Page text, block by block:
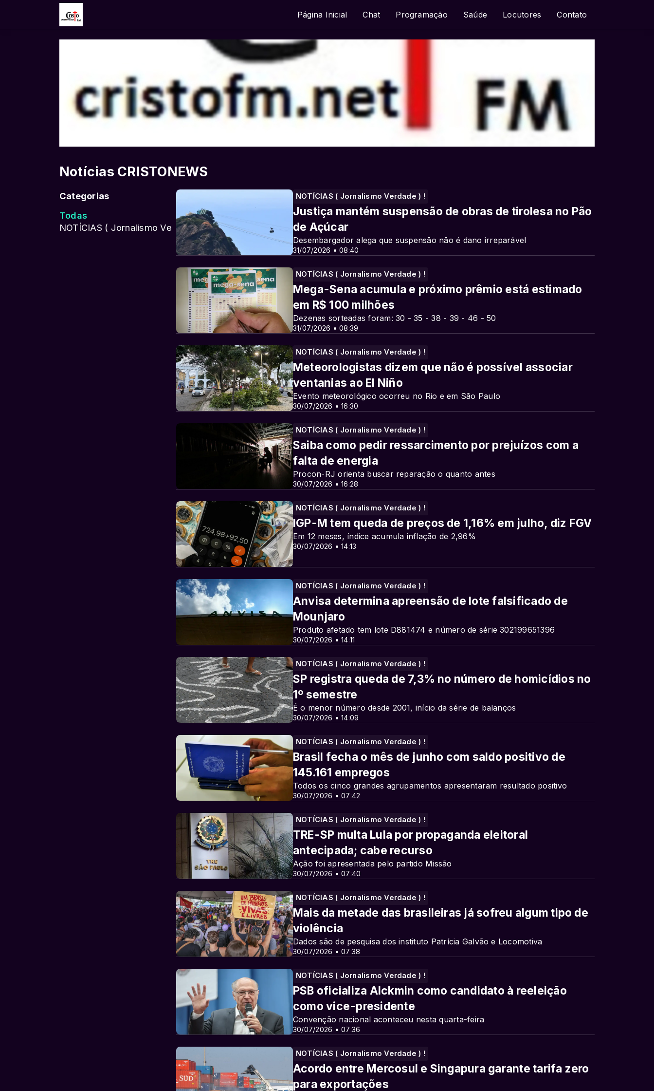
Página Inicial Chat Programação Saúde Locutores Contato
Notícias CRISTONEWS
Categorias
Todas
NOTÍCIAS ( Jornalismo Verdade ) !
NOTÍCIAS ( Jornalismo Verdade ) !
31/07/2026 • 08:40
Justiça mantém suspensão de obras de tirolesa no Pão
de Açúcar
Desembargador alega que suspensão não é dano irreparável
NOTÍCIAS ( Jornalismo Verdade ) !
31/07/2026 • 08:39
Mega-Sena acumula e próximo prêmio está estimado
em R$ 100 milhões
Dezenas sorteadas foram: 30 - 35 - 38 - 39 - 46 - 50
NOTÍCIAS ( Jornalismo Verdade ) !
30/07/2026 • 16:30
Meteorologistas dizem que não é possível associar
ventanias ao El Niño
Evento meteorológico ocorreu no Rio e em São Paulo
NOTÍCIAS ( Jornalismo Verdade ) !
30/07/2026 • 16:28
Saiba como pedir ressarcimento por prejuízos com a
falta de energia
Procon-RJ orienta buscar reparação o quanto antes
NOTÍCIAS ( Jornalismo Verdade ) !
30/07/2026 • 14:13
IGP-M tem queda de preços de 1,16% em julho, diz FGV
Em 12 meses, índice acumula inflação de 2,96%
NOTÍCIAS ( Jornalismo Verdade ) !
30/07/2026 • 14:11
Anvisa determina apreensão de lote falsificado de
Mounjaro
Produto afetado tem lote D881474 e número de série 302199651396
NOTÍCIAS ( Jornalismo Verdade ) !
30/07/2026 • 14:09
SP registra queda de 7,3% no número de homicídios no
1º semestre
É o menor número desde 2001, início da série de balanços
NOTÍCIAS ( Jornalismo Verdade ) !
30/07/2026 • 07:42
Brasil fecha o mês de junho com saldo positivo de
145.161 empregos
Todos os cinco grandes agrupamentos apresentaram resultado positivo
NOTÍCIAS ( Jornalismo Verdade ) !
30/07/2026 • 07:40
TRE-SP multa Lula por propaganda eleitoral
antecipada; cabe recurso
Ação foi apresentada pelo partido Missão
NOTÍCIAS ( Jornalismo Verdade ) !
30/07/2026 • 07:38
Mais da metade das brasileiras já sofreu algum tipo de
violência
Dados são de pesquisa dos instituto Patrícia Galvão e Locomotiva
NOTÍCIAS ( Jornalismo Verdade ) !
30/07/2026 • 07:36
PSB oficializa Alckmin como candidato à reeleição
como vice-presidente
Convenção nacional aconteceu nesta quarta-feira
NOTÍCIAS ( Jornalismo Verdade ) !
Acordo entre Mercosul e Singapura garante tarifa zero
para exportações